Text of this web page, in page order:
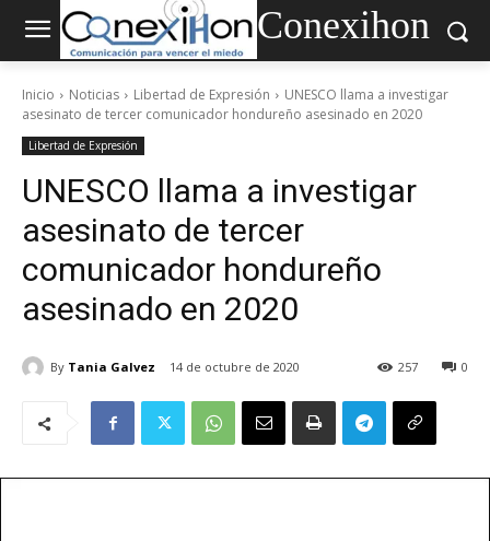
Conexihon
Inicio Noticias Libertad de Expresión
UNESCO llama a investigar
asesinato de tercer comunicador hondureño asesinado en 2020
Libertad de Expresión
UNESCO llama a investigar
asesinato de tercer
comunicador hondureño
asesinado en 2020
By Tania Galvez 14 de octubre de 2020 0
257